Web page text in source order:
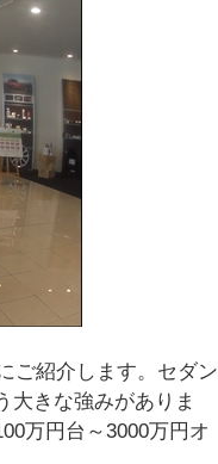
ご紹介します。セダン
大きな強みがありま
万円台～3000万円オ